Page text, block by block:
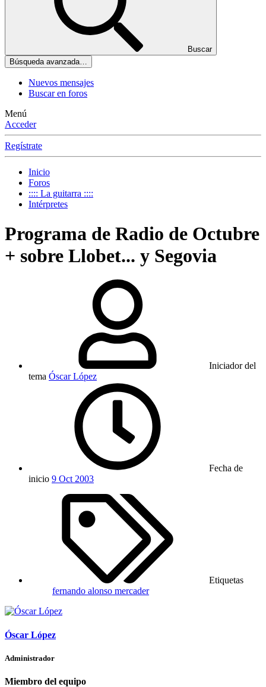
Buscar
Búsqueda avanzada…
Nuevos mensajes
Buscar en foros
Menú
Acceder
Regístrate
Inicio
Foros
:::: La guitarra ::::
Intérpretes
Programa de Radio de Octubre
+ sobre Llobet... y Segovia
Iniciador del
tema Óscar López
Fecha de
inicio 9 Oct 2003
Etiquetas
fernando alonso mercader
Óscar López
Administrador
Miembro del equipo